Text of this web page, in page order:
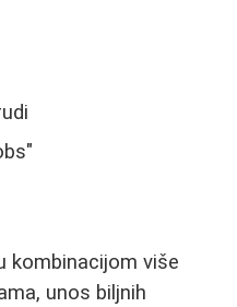
kombinacijom više
unos biljnih